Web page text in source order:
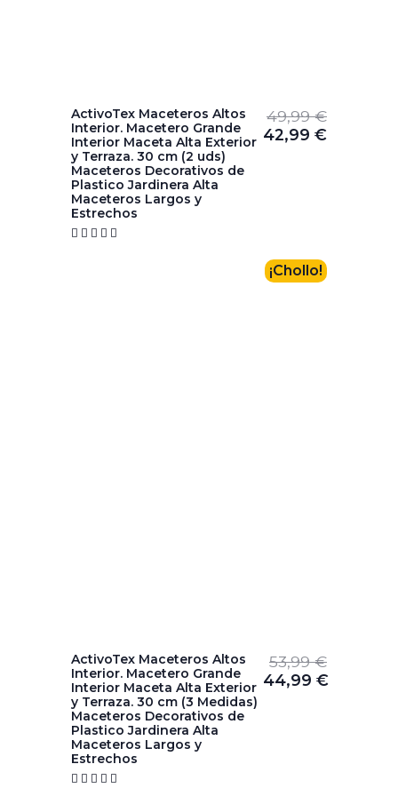
ActivoTex Maceteros Altos
Interior. Macetero Grande
Interior Maceta Alta Exterior
y Terraza. 30 cm (2 uds)
Maceteros Decorativos de
Plastico Jardinera Alta
Maceteros Largos y
Estrechos
    
49,99€
42,99 €
¡Chollo!
ActivoTex Maceteros Altos
Interior. Macetero Grande
Interior Maceta Alta Exterior
y Terraza. 30 cm (3 Medidas)
Maceteros Decorativos de
Plastico Jardinera Alta
Maceteros Largos y
Estrechos
    
53,99€
44,99 €